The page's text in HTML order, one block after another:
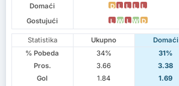
Domaći D L L L L
Gostujući L W L W D
Statistika Ukupno Domaći
% Pobeda
34% 31%
Pros.
3.66 3.38
Gol
1.84 1.69